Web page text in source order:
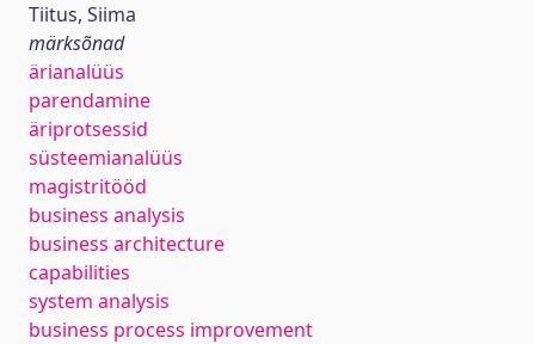
Tiitus, Siima
märksõnad
ärianalüüs
parendamine
äriprotsessid
süsteemianalüüs
magistritööd
business analysis
business architecture
capabilities
system analysis
business process improvement